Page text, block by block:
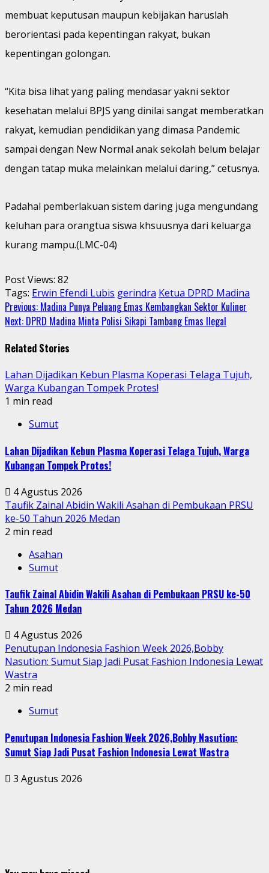
membuat keputusan maupun kebijakan haruslah
berorientasi pada kepentingan rakyat, bukan
kepentingan golongan.
“Kita bisa lihat yang paling mendasar yakni sektor
kesehatan melalui BPJS yang dinilai sangat memberatkan
rakyat, kemudian pendidikan yang dimasa Pandemic
sampai dengan New Normal anak sekolah belum belajar
dengan tatap muka melainkan melalui daring,” cetusnya.
Padahal pemberlakuan sistem daring juga mengundang
keluhan para orangtua siswa khsuusnya dari keluarga
kurang mampu.(LMC-04)
Post Views: 82
Tags: Erwin Efendi Lubis gerindra Ketua DPRD Madina
Continue
Reading
Previous: Madina Punya Peluang Emas Kembangkan Sektor Kuliner
Next: DPRD Madina Minta Polisi Sikapi Tambang Emas Ilegal
Related Stories
Lahan Dijadikan Kebun Plasma Koperasi Telaga Tujuh,
Warga Kubangan Tompek Protes!
1 min read
Sumut
Lahan Dijadikan Kebun Plasma Koperasi Telaga Tujuh, Warga
Kubangan Tompek Protes!
4 Agustus 2026
Taufik Zainal Abidin Wakili Asahan di Pembukaan PRSU
ke-50 Tahun 2026 Medan
2 min read
Asahan
Sumut
Taufik Zainal Abidin Wakili Asahan di Pembukaan PRSU ke-50
Tahun 2026 Medan
4 Agustus 2026
Penutupan Indonesia Fashion Week 2026,Bobby
Nasution: Sumut Siap Jadi Pusat Fashion Indonesia Lewat
Wastra
2 min read
Sumut
Penutupan Indonesia Fashion Week 2026,Bobby Nasution:
Sumut Siap Jadi Pusat Fashion Indonesia Lewat Wastra
3 Agustus 2026